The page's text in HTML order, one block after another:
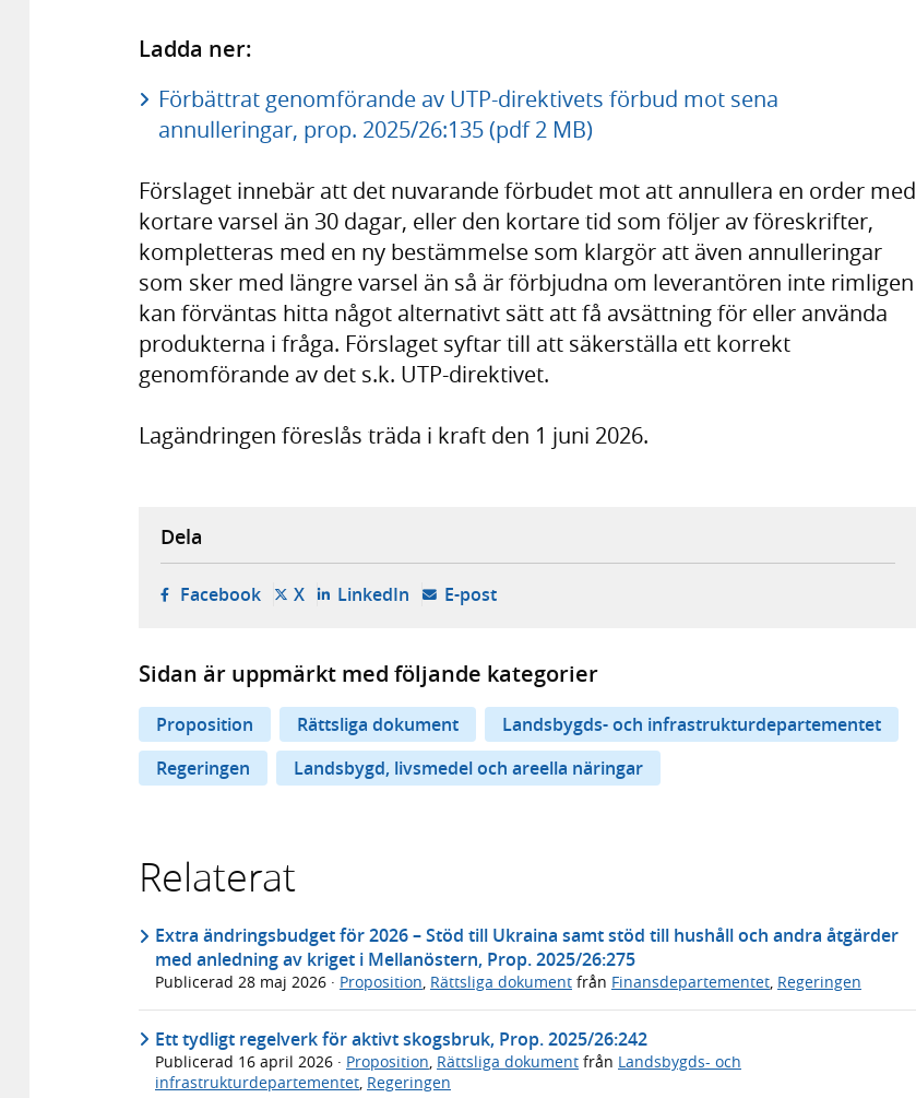
Ladda ner:
Förbättrat genomförande av UTP-direktivets förbud mot sena
annulleringar, prop. 2025/26:135 (pdf 2 MB)
Förslaget innebär att det nuvarande förbudet mot att annullera en order med
kortare varsel än 30 dagar, eller den kortare tid som följer av föreskrifter,
kompletteras med en ny bestämmelse som klargör att även annulleringar
som sker med längre varsel än så är förbjudna om leverantören inte rimligen
kan förväntas hitta något alternativt sätt att få avsättning för eller använda
produkterna i fråga. Förslaget syftar till att säkerställa ett korrekt
genomförande av det s.k. UTP-direktivet.
Lagändringen föreslås träda i kraft den 1 juni 2026.
Dela
Facebook- öppnas i ny flik, extern webbplats,
X- öppnas i ny flik, extern webbplats,
LinkedIn- öppnas i ny flik, extern webbplats,
E-post- öppnar din e-postklient,
Sidan är uppmärkt med följande kategorier
Proposition Rättsliga dokument
Landsbygds- och infrastrukturdepartementet
Regeringen
Landsbygd, livsmedel och areella näringar
Relaterat
Extra ändringsbudget för 2026 – Stöd till Ukraina samt stöd till hushåll och andra åtgärder
med anledning av kriget i Mellanöstern, Prop. 2025/26:275
Publicerad 28 maj 2026 · Proposition, Rättsliga dokument från Finansdepartementet, Regeringen
Ett tydligt regelverk för aktivt skogsbruk, Prop. 2025/26:242
Publicerad 16 april 2026 · Proposition, Rättsliga dokument från Landsbygds- och
infrastrukturdepartementet, Regeringen